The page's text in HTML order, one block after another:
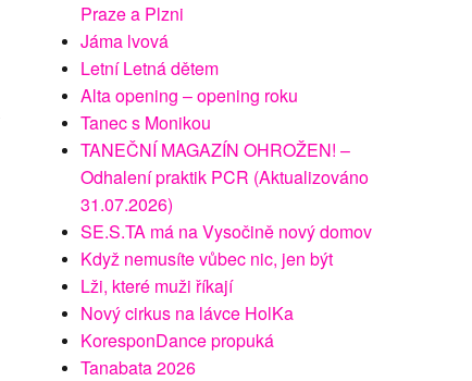
Praze a Plzni
Jáma lvová
Letní Letná dětem
Alta opening – opening roku
Tanec s Monikou
TANEČNÍ MAGAZÍN OHROŽEN! –
Odhalení praktik PCR (Aktualizováno
31.07.2026)
SE.S.TA má na Vysočině nový domov
Když nemusíte vůbec nic, jen být
Lži, které muži říkají
Nový cirkus na lávce HolKa
KoresponDance propuká
Tanabata 2026